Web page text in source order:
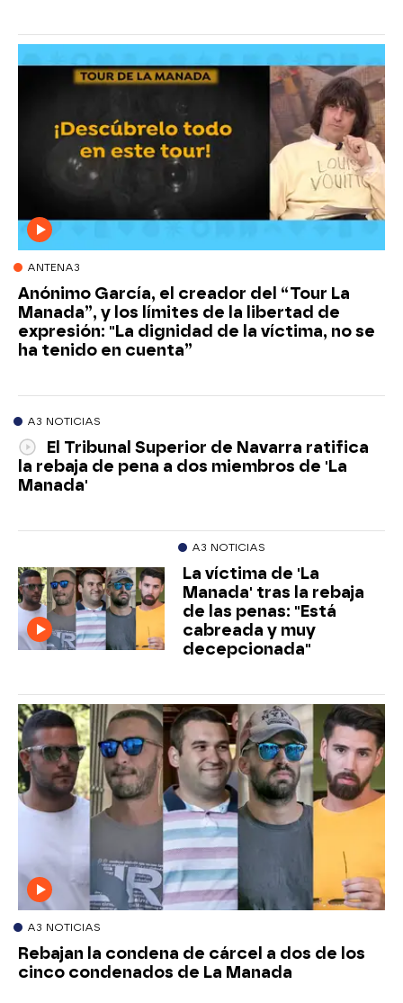
ANTENA3
Anónimo García, el creador del “Tour La
Manada”, y los límites de la libertad de
expresión: "La dignidad de la víctima, no se
ha tenido en cuenta”
A3 NOTICIAS
El Tribunal Superior de Navarra ratifica
la rebaja de pena a dos miembros de 'La
Manada'
A3 NOTICIAS
La víctima de 'La
Manada' tras la rebaja
de las penas: "Está
cabreada y muy
decepcionada"
A3 NOTICIAS
Rebajan la condena de cárcel a dos de los
cinco condenados de La Manada